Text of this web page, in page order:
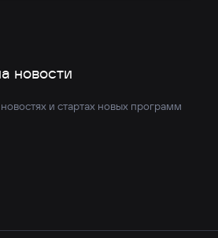
новости
и стартах новых программ